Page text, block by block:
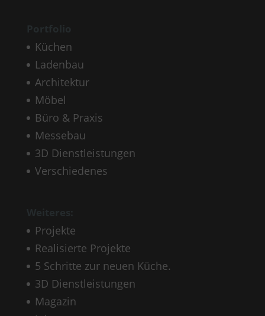
Küchen
Ladenbau
Architektur
Möbel
Büro & Praxis
Messebau
3D Dienstleistungen
Verschiedenes
Projekte
Realisierte Projekte
5 Schritte zur neuen Küche.
3D Dienstleistungen
Magazin